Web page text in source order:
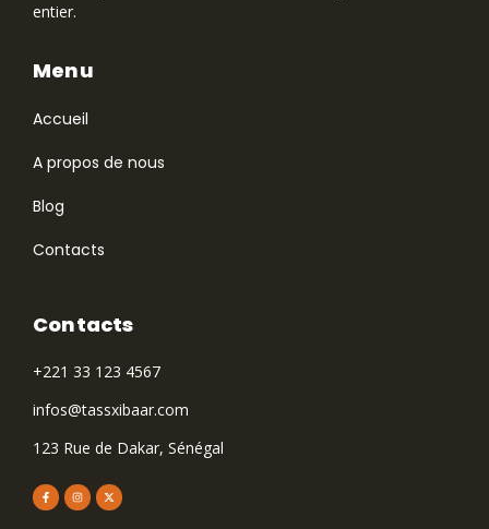
entier.
Accueil
A propos de nous
Blog
Contacts
Menu
Contacts
+221 33 123 4567
infos@tassxibaar.com
123 Rue de Dakar, Sénégal